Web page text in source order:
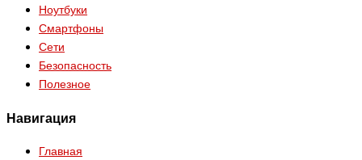
Ноутбуки
Смартфоны
Сети
Безопасность
Полезное
Навигация
Главная